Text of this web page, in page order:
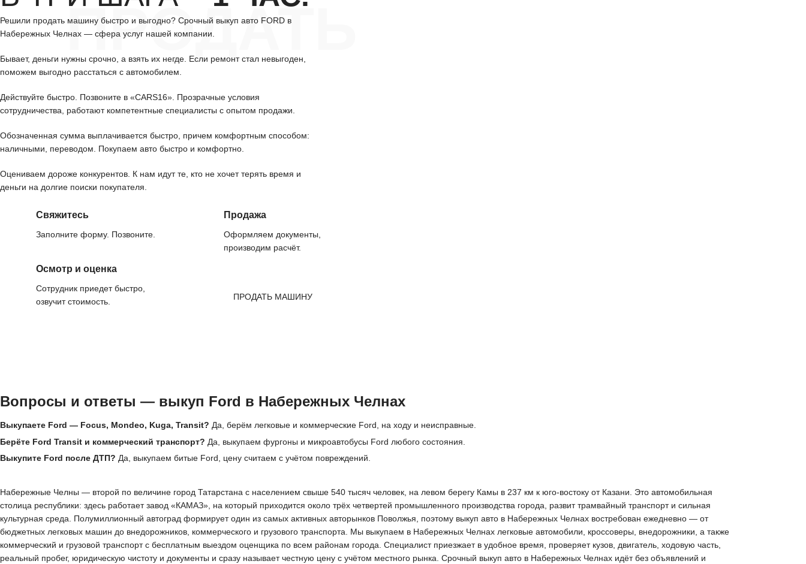
ПРОДАТЬ
Решили продать машину быстро и выгодно? Срочный выкуп авто FORD в
Набережных Челнах — сфера услуг нашей компании.
Бывает, деньги нужны срочно, а взять их негде. Если ремонт стал невыгоден,
поможем выгодно расстаться с автомобилем.
Действуйте быстро. Позвоните в «CARS16». Прозрачные условия
сотрудничества, работают компетентные специалисты с опытом продажи.
Обозначенная сумма выплачивается быстро, причем комфортным способом:
наличными, переводом. Покупаем авто быстро и комфортно.
Оцениваем дороже конкурентов. К нам идут те, кто не хочет терять время и
деньги на долгие поиски покупателя.
Свяжитесь
Заполните форму. Позвоните.
Осмотр и оценка
Сотрудник приедет быстро,
озвучит стоимость.
Продажа
Оформляем документы,
производим расчёт.
ПРОДАТЬ МАШИНУ
Вопросы и ответы — выкуп Ford в Набережных Челнах
Выкупаете Ford — Focus, Mondeo, Kuga, Transit? Да, берём легковые и коммерческие Ford, на ходу и неисправные.
Берёте Ford Transit и коммерческий транспорт? Да, выкупаем фургоны и микроавтобусы Ford любого состояния.
Выкупите Ford после ДТП? Да, выкупаем битые Ford, цену считаем с учётом повреждений.
Набережные Челны — второй по величине город Татарстана с населением свыше 540 тысяч человек, на левом берегу Камы в 237 км к юго-востоку от Казани. Это автомобильная
столица республики: здесь работает завод «КАМАЗ», на который приходится около трёх четвертей промышленного производства города, развит трамвайный транспорт и сильная
культурная среда. Полумиллионный автоград формирует один из самых активных авторынков Поволжья, поэтому выкуп авто в Набережных Челнах востребован ежедневно — от
бюджетных легковых машин до внедорожников, коммерческого и грузового транспорта. Мы выкупаем в Набережных Челнах легковые автомобили, кроссоверы, внедорожники, а также
коммерческий и грузовой транспорт с бесплатным выездом оценщика по всем районам города. Специалист приезжает в удобное время, проверяет кузов, двигатель, ходовую часть,
реальный пробег, юридическую чистоту и документы и сразу называет честную цену с учётом местного рынка. Срочный выкуп авто в Набережных Челнах идёт без объявлений и